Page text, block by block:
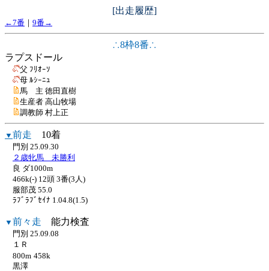
[出走履歴]
←7番 ｜ 9番→
∴8枠8番∴
ラプスドール
父 ﾌﾘｵｰｿ
母 ﾙｼｰﾆｭ
馬 主 徳田直樹
生産者 高山牧場
調教師 村上正
▼ 前走 10着
門別 25.09.30
２歳牝馬 未勝利
良 ダ1000m
466k(-) 12頭 3番(3人)
服部茂 55.0
ﾗﾌﾞﾗﾌﾞｾｲﾅ 1.04.8(1.5)
▼ 前々走 能力検査
門別 25.09.08
１Ｒ
800m 458k
黒澤